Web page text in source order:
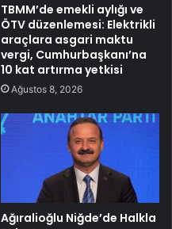
TBMM’de emekli aylığı ve
ÖTV düzenlemesi: Elektrikli
araçlara asgari maktu
vergi, Cumhurbaşkanı’na
10 kat artırma yetkisi
Ağustos 8, 2026
Ağıralioğlu Niğde’de Halkla